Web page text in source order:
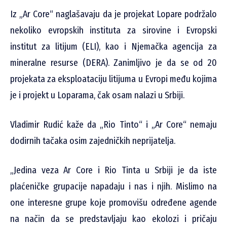
Iz „Ar Core“ naglašavaju da je projekat Lopare podržalo
nekoliko evropskih instituta za sirovine i Evropski
institut za litijum (ELI), kao i Njemačka agencija za
mineralne resurse (DERA). Zanimljivo je da se od 20
projekata za eksploataciju litijuma u Evropi među kojima
je i projekt u Loparama, čak osam nalazi u Srbiji.
Vladimir Rudić kaže da „Rio Tinto“ i „Ar Core“ nemaju
dodirnih tačaka osim zajedničkih neprijatelja.
„Jedina veza Ar Core i Rio Tinta u Srbiji je da iste
plaćeničke grupacije napadaju i nas i njih. Mislimo na
one interesne grupe koje promovišu određene agende
na način da se predstavljaju kao ekolozi i pričaju